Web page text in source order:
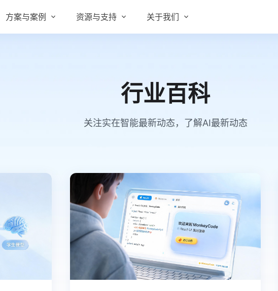
实在 RPA 机器人
实在 RPA 控制器
全面支持国产信创生态
实在取数宝
一键提数整合，洞察更高效
方案与案例
政府及公共服务
资源与支持
实在社区
帮助中心
智能体市场
合作伙伴
客户支持
关于我们
行业百科
视频动态
行业百科
关注实在智能最新动态，了解AI最新动态